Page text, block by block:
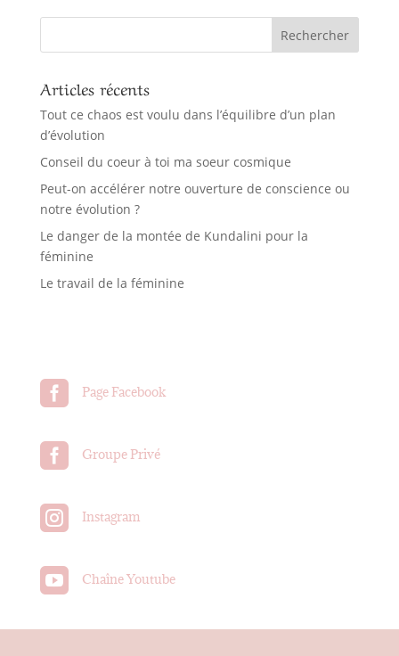
Articles récents
Tout ce chaos est voulu dans l’équilibre d’un plan
d’évolution
Conseil du coeur à toi ma soeur cosmique
Peut-on accélérer notre ouverture de conscience ou
notre évolution ?
Le danger de la montée de Kundalini pour la
féminine
Le travail de la féminine
 Page Facebook
 Groupe Privé
 Instagram
 Chaîne Youtube